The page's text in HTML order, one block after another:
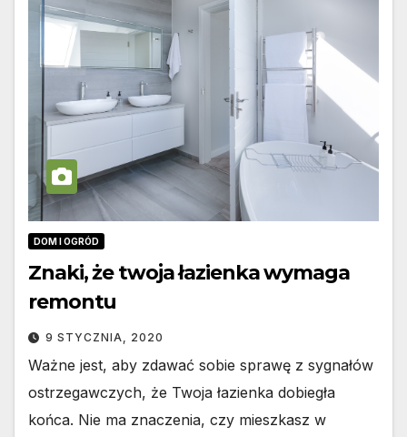
DOM I OGRÓD
Znaki, że twoja łazienka wymaga
remontu
9 STYCZNIA, 2020
Ważne jest, aby zdawać sobie sprawę z sygnałów
ostrzegawczych, że Twoja łazienka dobiegła
końca. Nie ma znaczenia, czy mieszkasz w